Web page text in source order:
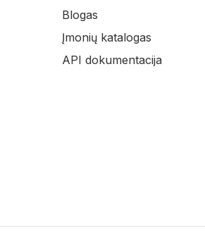
Blogas
Įmonių katalogas
API dokumentacija